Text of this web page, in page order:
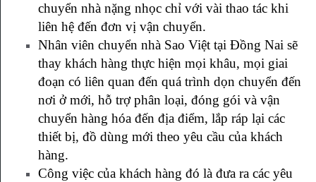
chuyển nhà nặng nhọc chỉ với vài thao tác khi
liên hệ đến đơn vị vận chuyển.
Nhân viên chuyển nhà Sao Việt tại Đồng Nai sẽ
thay khách hàng thực hiện mọi khâu, mọi giai
đoạn có liên quan đến quá trình dọn chuyển đến
nơi ở mới, hỗ trợ phân loại, đóng gói và vận
chuyển hàng hóa đến địa điểm, lắp ráp lại các
thiết bị, đồ dùng mới theo yêu cầu của khách
hàng.
Công việc của khách hàng đó là đưa ra các yêu